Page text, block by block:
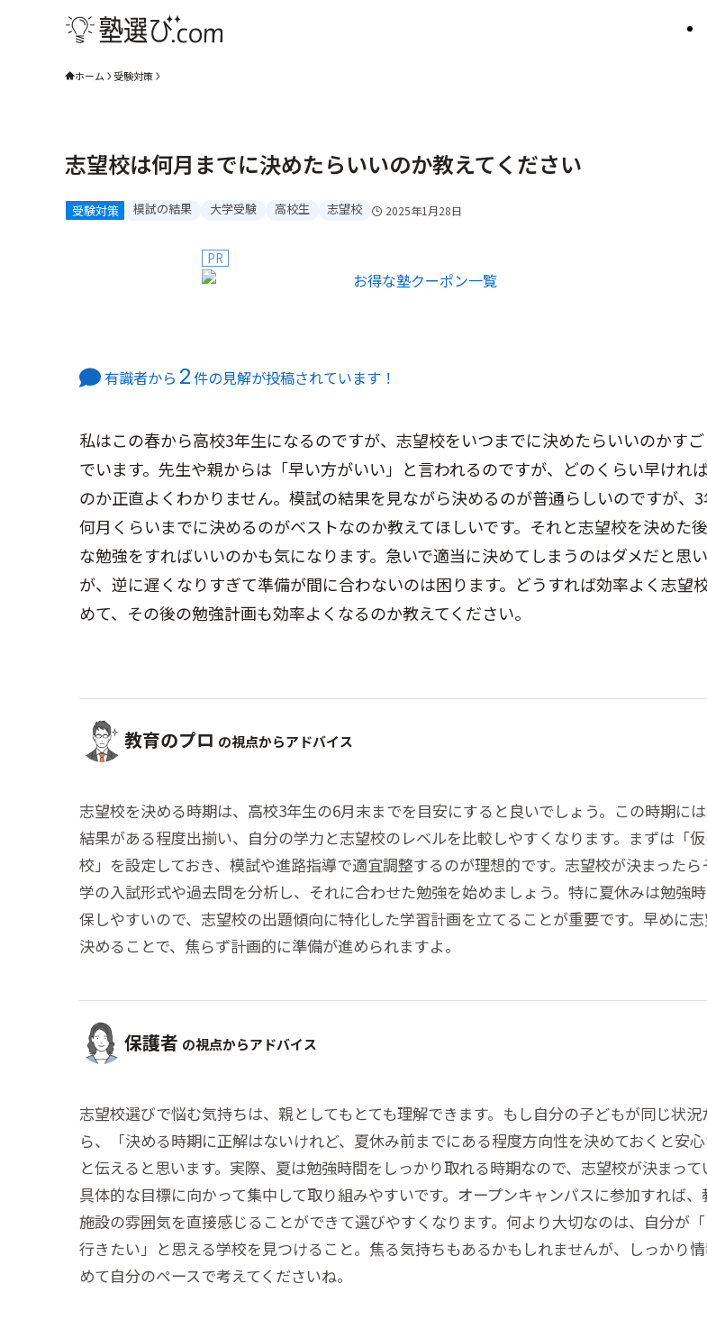
ホーム 受験対策
志望校は何月までに決めたらいいのか教えてください
受験対策 模試の結果 大学受験 高校生 志望校 2025年1月28日
PR
有識者から 2件の見解が投稿されています！
私はこの春から高校3年生になるのですが、志望校をいつまでに決めたらいいのかす
でいます。先生や親からは「早い方がいい」と言われるのですが、どのくらい早けれ
のか正直よくわかりません。模試の結果を見ながら決めるのが普通らしいのですが、
何月くらいまでに決めるのがベストなのか教えてほしいです。それと志望校を決めた
な勉強をすればいいのかも気になります。急いで適当に決めてしまうのはダメだと思
が、逆に遅くなりすぎて準備が間に合わないのは困ります。どうすれば効率よく志望
めて、その後の勉強計画も効率よくなるのか教えてください。
教育のプロ の視点からアドバイス
志望校を決める時期は、高校3年生の6月末までを目安にすると良いでしょう。この時期に
結果がある程度出揃い、自分の学力と志望校のレベルを比較しやすくなります。まずは「
校」を設定しておき、模試や進路指導で適宜調整するのが理想的です。志望校が決まったら
学の入試形式や過去問を分析し、それに合わせた勉強を始めましょう。特に夏休みは勉強
保しやすいので、志望校の出題傾向に特化した学習計画を立てることが重要です。早めに
決めることで、焦らず計画的に準備が進められますよ。
保護者 の視点からアドバイス
志望校選びで悩む気持ちは、親としてもとても理解できます。もし自分の子どもが同じ状況
ら、「決める時期に正解はないけれど、夏休み前までにある程度方向性を決めておくと安心
と伝えると思います。実際、夏は勉強時間をしっかり取れる時期なので、志望校が決まって
具体的な目標に向かって集中して取り組みやすいです。オープンキャンパスに参加すれば、
施設の雰囲気を直接感じることができて選びやすくなります。何より大切なのは、自分が
行きたい」と思える学校を見つけること。焦る気持ちもあるかもしれませんが、しっかり
めて自分のペースで考えてくださいね。